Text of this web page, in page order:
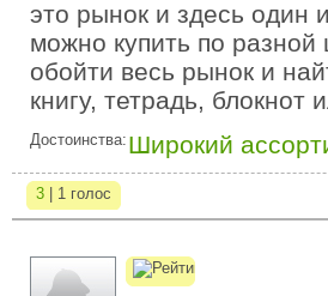
это рынок и здесь один
можно купить по
обойти весь рынок и
книгу, тетрадь, блокнот
Достоинства: Широкий
3 | 1 голос